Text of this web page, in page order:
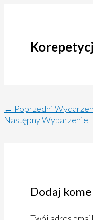
← Poprzedni
Następny Wydarzenie
Dodaj
Twój adres